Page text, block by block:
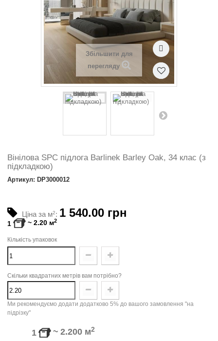
Збільшити для
перегляду
Вінілова SPC підлога Barlinek Barley Oak, 34 клас (з
підкладкою)
Артикул: DP3000012
Ціна за м2: 1 540.00 грн
1 ~ 2.20 м2
Кількість упаковок
Скільки квадратних метрів вам потрібно?
Ми рекомендуємо додати додатково 5% до вашого замовлення "на
підрізку"
1 ~ 2.200 м2